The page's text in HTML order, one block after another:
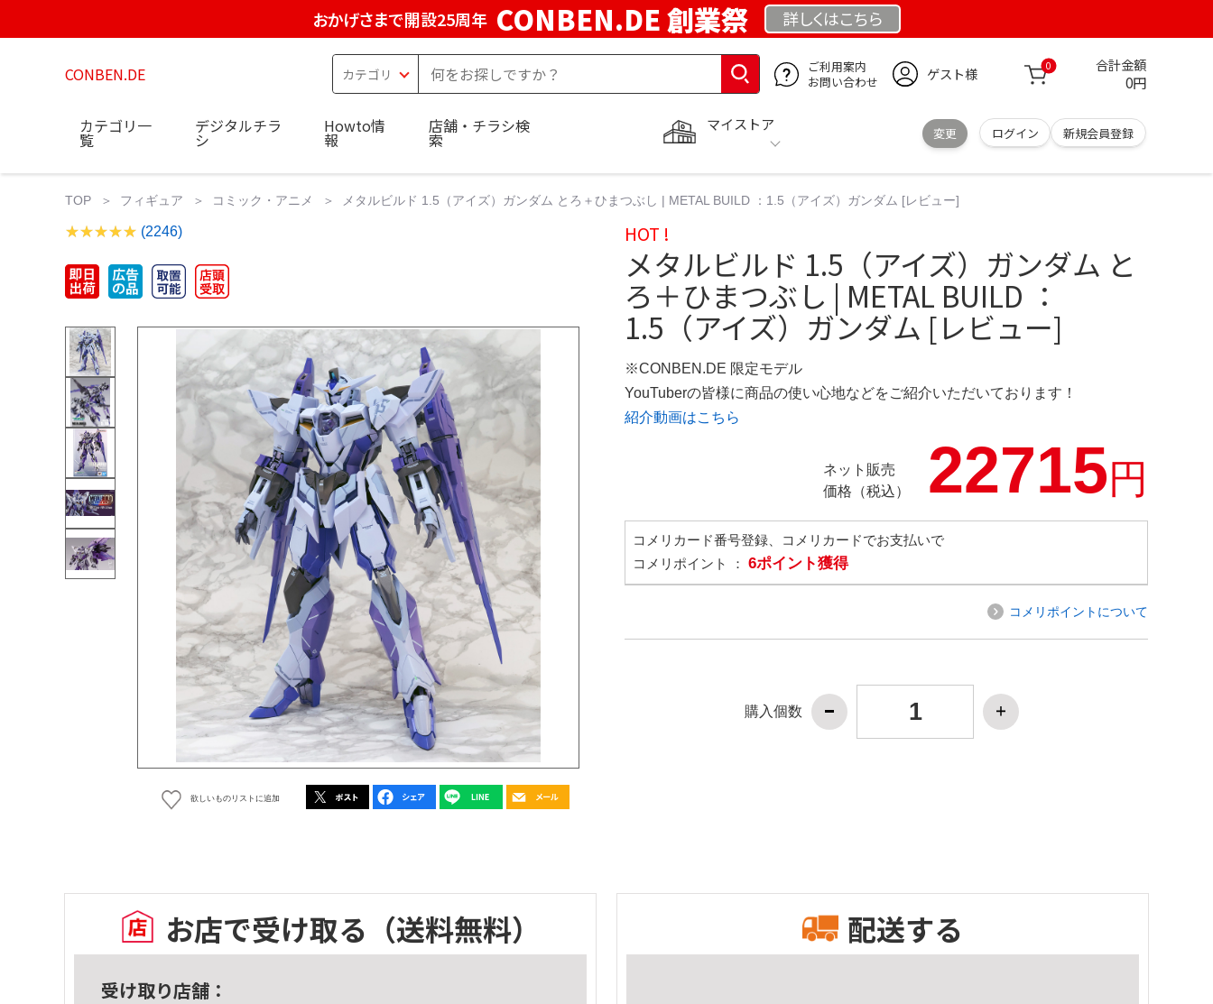
おかげさまで開設25周年 CONBEN.DE 創業祭 詳しくはこちら
CONBEN.DE
ご利用案内
お問い合わせ
ゲスト様 0 合計金額
0円
マイストア
変更 ログイン 新規会員登録
カテゴリ一
覧
デジタルチラ
シ
Howto情
報
店舗・チラシ検
索
TOP フィギュア コミック・アニメ メタルビルド 1.5（アイズ）ガンダム とろ＋ひまつぶし | METAL BUILD ：1.5（アイズ）ガンダム [レビュー]
(2246)
欲しいものリストに追加
HOT !
メタルビルド 1.5（アイズ）ガンダム と
ろ＋ひまつぶし | METAL BUILD ：
1.5（アイズ）ガンダム [レビュー]
※CONBEN.DE 限定モデル
YouTuberの皆様に商品の使い心地などをご紹介いただいております！
紹介動画はこちら
ネット販売
価格（税込）
22715円
コメリカード番号登録、コメリカードでお支払いで
コメリポイント ： 6ポイント獲得
コメリポイントについて
購入個数
お店で受け取る （送料無料）
受け取り店舗：
配送する